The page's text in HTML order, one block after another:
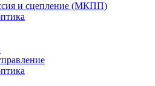
и сцепление (МКПП)